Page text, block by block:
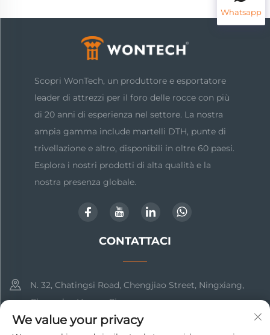
Scavi di Pozzi di
Acqua, Miniere e
Demolizioni
Whatsapp
Scopri WonTech, un produttore e esportatore
leader di attrezzi per il foro delle rocce con più
di 20 anni di esperienza nel settore. La nostra
ampia gamma include martelli DTH, punte di
trivellazione e altro, disponibili in oltre 60 paesi.
Esplora i nostri prodotti di alta qualità e la
nostra presenza globale.
CONTATTACI
N. 32, Chatingsi Road, Chengjiao Street, Ningxiang,
Changsha, Hunan, Cina
+86-15616018606
We value your privacy